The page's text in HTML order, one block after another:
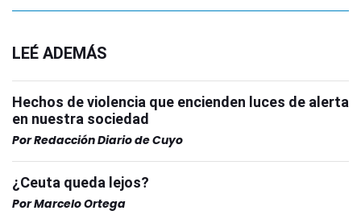
LEÉ ADEMÁS
Hechos de violencia que encienden luces de alerta
en nuestra sociedad
PorRedacción Diario de Cuyo
¿Ceuta queda lejos?
PorMarcelo Ortega